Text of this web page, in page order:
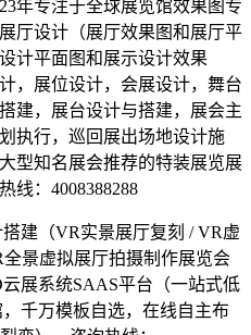
年专注于全球展览馆效果图专
厅设计（展厅效果图和展厅平
计平面图和展示设计效果
，展位设计，会展设计，舞台
建，展台设计与搭建，展会主
执行，巡回展出场地设计施
型知名展会推荐的特装展览展
线：4008388288
建（VR实景展厅复刻 / VR虚
景虚拟展厅拍摄制作展览会
展系统SAAS平台（一站式低
千万模板自选，在线自主布